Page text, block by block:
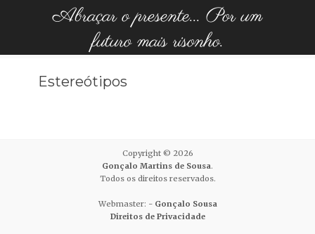
Abraçar o presente... Por um
futuro mais risonho.
Estereótipos
Copyright © 2026
Gonçalo Martins de Sousa.
Todos os direitos reservados.
Webmaster: - Gonçalo Sousa
Direitos de Privacidade